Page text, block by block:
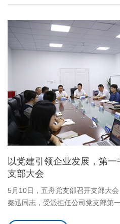
以党建引领企业发展，第
支部大会
5月10日，五舟党支部召开支部大
秦迅同志，受派担任公司党支部第